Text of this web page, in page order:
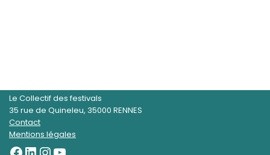
Le Collectif des festivals
35 rue de Quineleu, 35000 RENNES
Contact
Mentions légales